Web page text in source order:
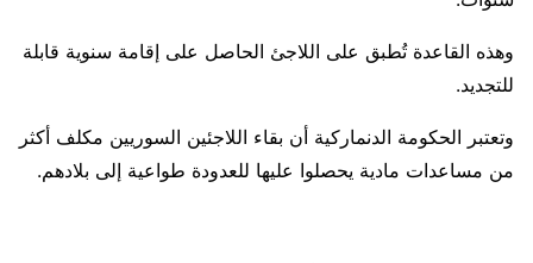
وهذه القاعدة تُطبق على اللاجئ الحاصل على إقامة سنوية قابلة
للتجديد.
وتعتبر الحكومة الدنماركية أن بقاء اللاجئين السوريين مكلف أكثر
من مساعدات مادية يحصلوا عليها للعدودة طواعية إلى بلادهم.